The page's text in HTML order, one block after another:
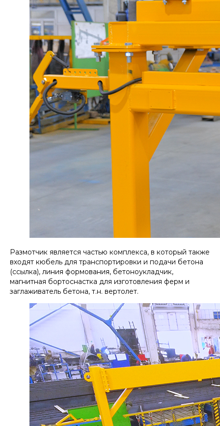
Размотчик является частью комплекса, в который также
входят кюбель для транспортировки и подачи бетона
(ссылка), линия формования, бетоноукладчик,
магнитная бортоснастка для изготовления ферм и
заглаживатель бетона, т.н. вертолет.